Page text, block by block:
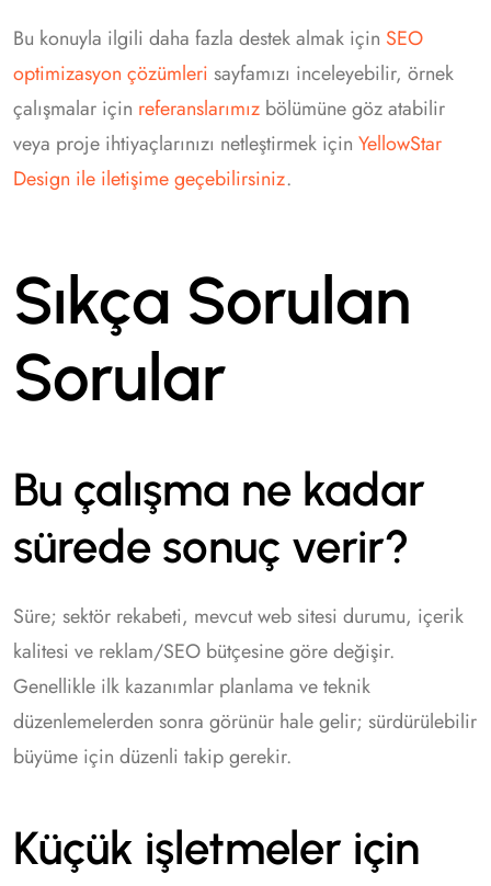
Bu konuyla ilgili daha fazla destek almak için SEO
optimizasyon çözümleri sayfamızı inceleyebilir, örnek
çalışmalar için referanslarımız bölümüne göz atabilir
veya proje ihtiyaçlarınızı netleştirmek için YellowStar
Design ile iletişime geçebilirsiniz.
Sıkça Sorulan
Sorular
Bu çalışma ne kadar
sürede sonuç verir?
Süre; sektör rekabeti, mevcut web sitesi durumu, içerik
kalitesi ve reklam/SEO bütçesine göre değişir.
Genellikle ilk kazanımlar planlama ve teknik
düzenlemelerden sonra görünür hale gelir; sürdürülebilir
büyüme için düzenli takip gerekir.
Küçük işletmeler için